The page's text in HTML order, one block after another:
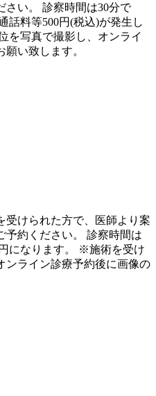
さい。 診察時間は30分で
話料等500円(税込)が発生し
を写真で撮影し、オンライ
い致します。
受けられた方で、医師より案
予約ください。 診察時間は
になります。 ※施術を受け
ンライン診療予約後に画像の